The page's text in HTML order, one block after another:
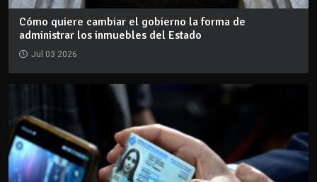
Cómo quiere cambiar el gobierno la forma de
administrar los inmuebles del Estado
Jul 03 2026